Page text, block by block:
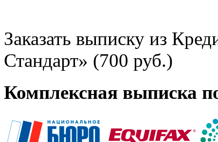
Заказать выписку из
Стандарт» (700 руб.)
Комплексная выписка